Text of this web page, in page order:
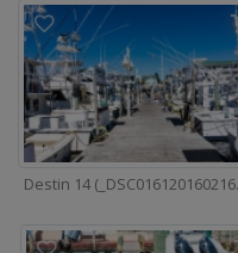
Destin 14